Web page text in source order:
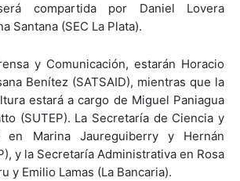
compartida por Daniel Lovera
Santana (SEC La Plata).
y Comunicación, estarán Horacio
Benítez (SATSAID), mientras que la
estará a cargo de Miguel Paniagua
(SUTEP). La Secretaría de Ciencia y
en Marina Jaureguiberry y Hernán
y la Secretaría Administrativa en Rosa
y Emilio Lamas (La Bancaria).